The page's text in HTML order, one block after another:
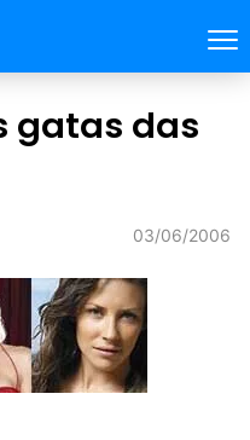
gatas das
03/06/2006